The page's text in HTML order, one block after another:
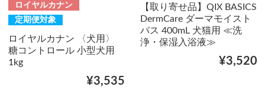
ロイヤルカナン
定期便対象
ロイヤルカナン 〈犬用〉
糖コントロール 小型犬用
1kg
¥3,535
【取り寄せ品】QIX BASICS
DermCare ダーマモイスト
バス 400mL 犬猫用 ≪洗
浄・保湿入浴液≫
¥3,520